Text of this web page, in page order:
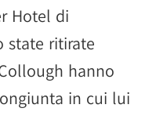
Hotel di
state ritirate
hanno
in cui lui